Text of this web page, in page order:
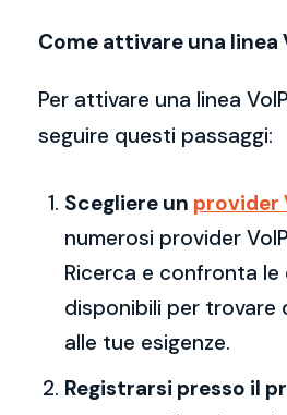
Come attivare una linea
Per attivare una linea
seguire questi passaggi:
Scegliere un provider
numerosi provider
Ricerca e confronta le
disponibili per trovare
alle tue esigenze.
Registrarsi presso il